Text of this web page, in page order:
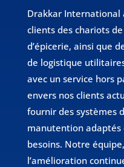
Drakkar International
clients des chariots
d’épicerie, ainsi que
de logistique
avec un service hors
envers nos clients
fournir des systèmes
manutention adaptés
besoins. Notre
l’amélioration